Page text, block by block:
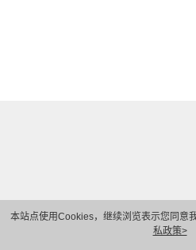
本站点使用Cookies，继续浏览表示您同意
私政策>